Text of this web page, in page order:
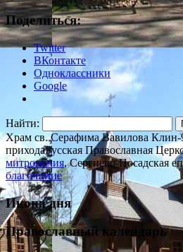
Поделиться:
Twitter
ВКонтакте
Одноклассники
Google
Найти:
Храм св. Серафима Вавилова Клин-
приходаРусская Православная
митрополия, Сергиево-Посадская
благочиние
Икона дня
Православный календарь